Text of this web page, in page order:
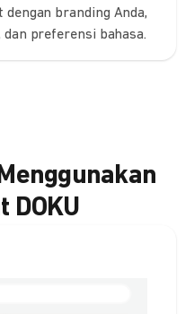
branding Anda,
preferensi bahasa.
DOKU